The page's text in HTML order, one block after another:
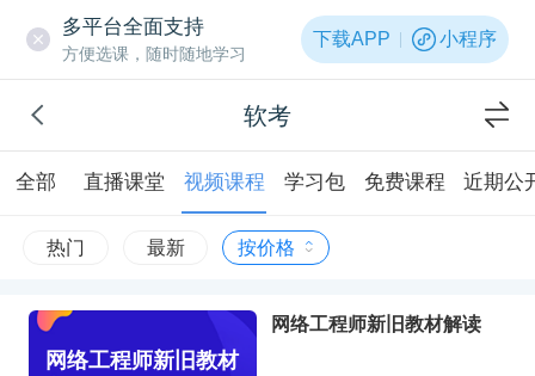
多平台全面支持
方便选课，随时随地学习
下载APP 小程序
软考
全部 直播课堂 视频课程 学习包 免费课程 近期公
热门 最新 按价格
网络工程师新旧教材
网络工程师新旧教材解读